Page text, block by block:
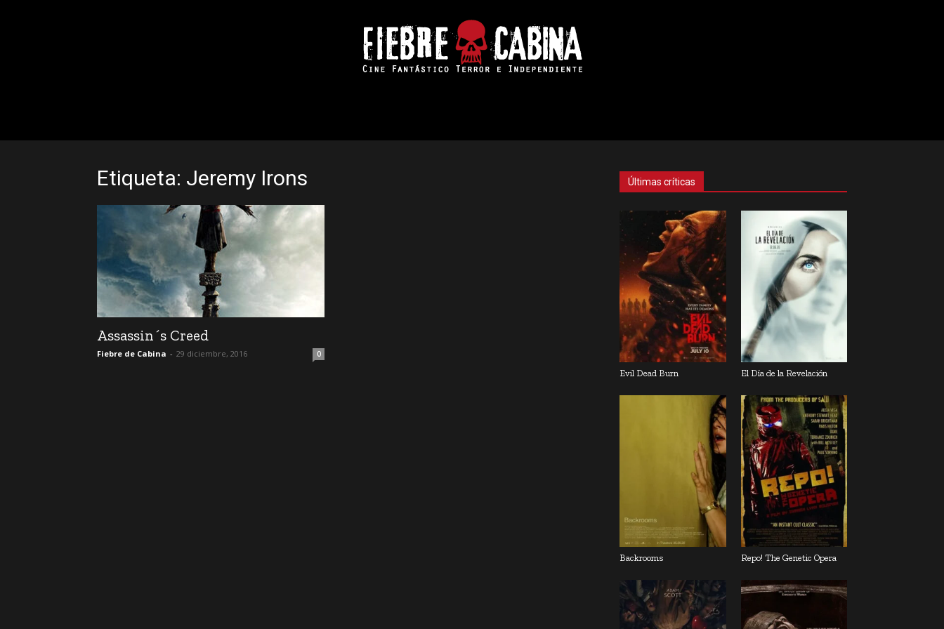
Etiqueta: Jeremy Irons
Assassin´s Creed
Fiebre de Cabina - 29 diciembre, 2016 0
Últimas críticas
Evil Dead Burn El Día de la Revelación
Backrooms Repo! The Genetic Opera